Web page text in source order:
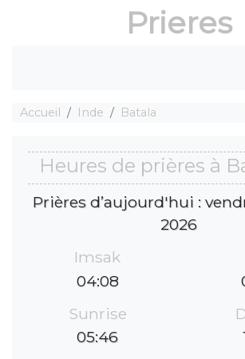
Prieres
Accueil Inde Batala
Heures de prières à
Prières d’aujourd'hui :
2026
Imsak
04:08
Sunrise
05:46